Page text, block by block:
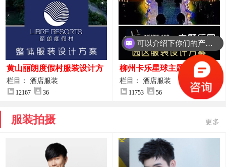
黄山丽朗度假村服装设计方
案
栏目： 酒店服装
12167 36
柳州卡乐星球主题乐园园区
服装设计方案
栏目： 酒店服装
11753 56
服装拍摄 更多
可以介绍下你们的产品么？